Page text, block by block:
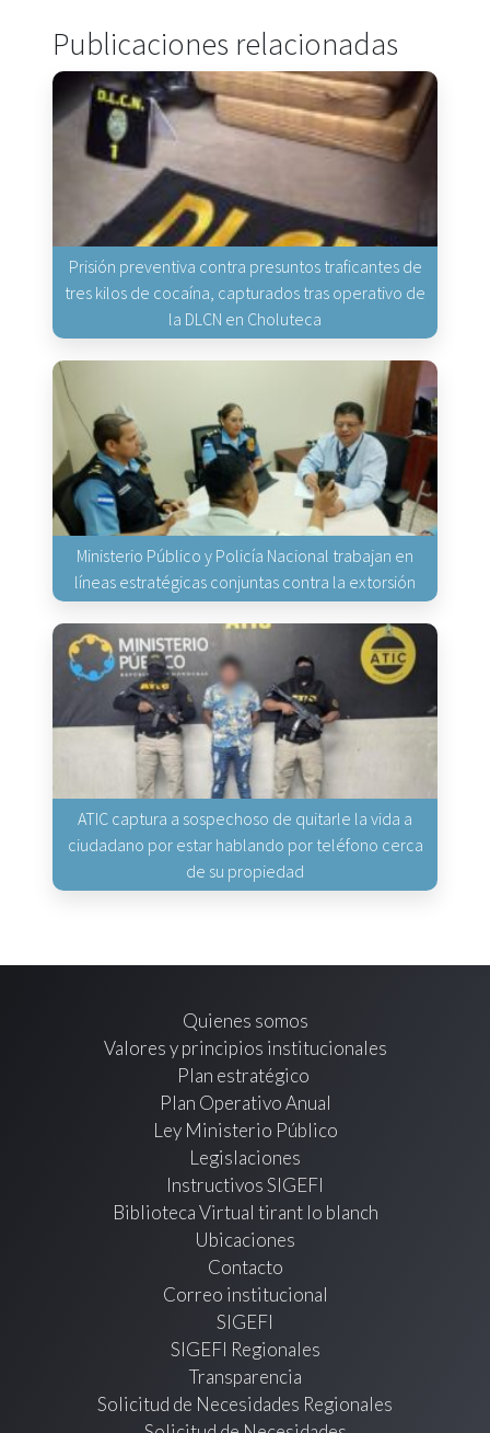
Publicaciones relacionadas
Prisión preventiva contra presuntos traficantes de
tres kilos de cocaína, capturados tras operativo de
la DLCN en Choluteca
Ministerio Público y Policía Nacional trabajan en
líneas estratégicas conjuntas contra la extorsión
ATIC captura a sospechoso de quitarle la vida a
ciudadano por estar hablando por teléfono cerca
de su propiedad
Quienes somos
Valores y principios institucionales
Plan estratégico
Plan Operativo Anual
Ley Ministerio Público
Legislaciones
Instructivos SIGEFI
Biblioteca Virtual tirant lo blanch
Ubicaciones
Contacto
Correo institucional
SIGEFI
SIGEFI Regionales
Transparencia
Solicitud de Necesidades Regionales